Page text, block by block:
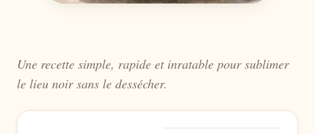
Une recette simple, rapide et inratable pour sublimer
le lieu noir sans le dessécher.